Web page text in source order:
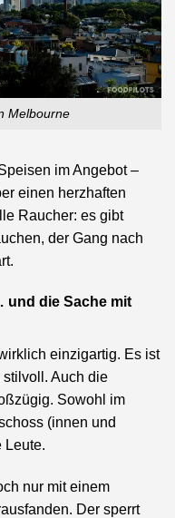
Melbourne
im Angebot –
einen herzhaften
Raucher: es gibt
der Gang nach
die Sache mit
einzigartig. Es ist
stilvoll. Auch die
Sowohl im
(innen und
Leute.
nur mit einem
Der sperrt